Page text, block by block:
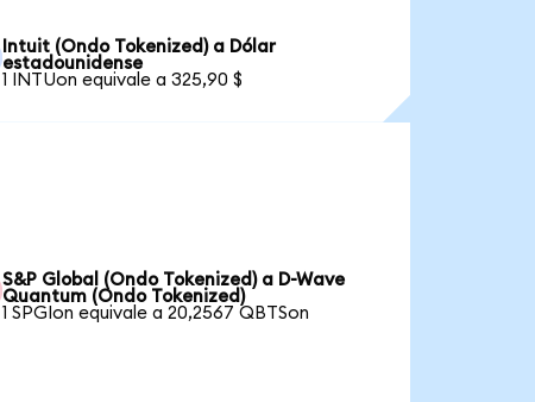
Intuit (Ondo Tokenized) a Dólar
estadounidense
1 INTUon equivale a 325,90 $
S&P Global (Ondo Tokenized) a D-Wave
Quantum (Ondo Tokenized)
1 SPGIon equivale a 20,2567 QBTSon